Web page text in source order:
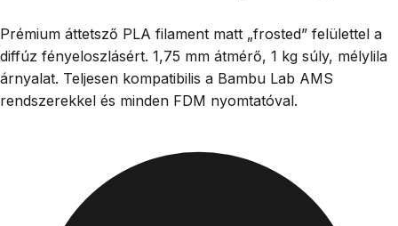
Prémium áttetsző PLA filament matt „frosted” felülettel a
diffúz fényeloszlásért. 1,75 mm átmérő, 1 kg súly, mélylila
árnyalat. Teljesen kompatibilis a Bambu Lab AMS
rendszerekkel és minden FDM nyomtatóval.